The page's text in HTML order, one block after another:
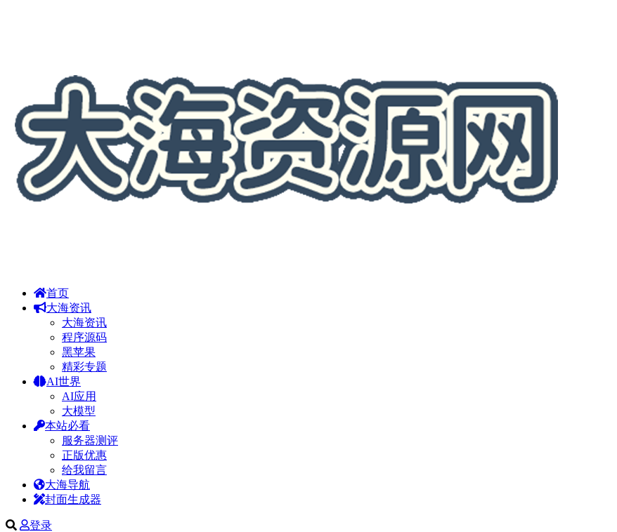
首页
大海资讯
大海资讯
程序源码
黑苹果
精彩专题
AI世界
AI应用
大模型
本站必看
服务器测评
正版优惠
给我留言
大海导航
封面生成器
登录